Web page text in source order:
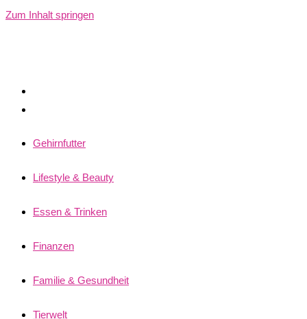
Zum Inhalt springen
Gehirnfutter
Lifestyle & Beauty
Essen & Trinken
Finanzen
Familie & Gesundheit
Tierwelt